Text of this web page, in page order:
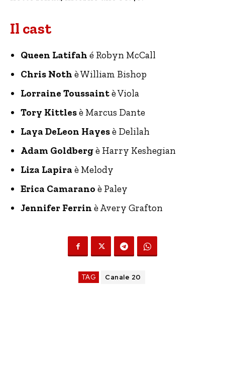
Il cast
Queen Latifah é Robyn McCall
Chris Noth è William Bishop
Lorraine Toussaintè Viola
Tory Kittlesè Marcus Dante
Laya DeLeon Hayesè Delilah
Adam Goldbergè Harry Keshegian
Liza Lapira è Melody
Erica Camarano è Paley
Jennifer Ferrin è Avery Grafton
TAG Canale 20